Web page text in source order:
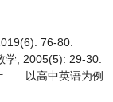
76-80.
学, 2005(5): 29-30.
——以高中英语为例